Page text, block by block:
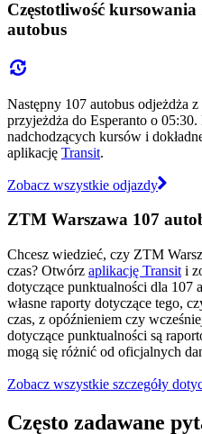
Częstotliwość
autobus
Następny 107 autobus odjeżdża
przyjeżdża do Esperanto o
nadchodzących kursów i
aplikację Transit.
Zobacz wszystkie odjazdy
ZTM Warszawa 107
Chcesz wiedzieć, czy ZTM
czas? Otwórz aplikację Transit i
dotyczące punktualności dla 107
własne raporty dotyczące tego,
czas, z opóźnieniem czy
dotyczące punktualności są
mogą się różnić od oficjalnych
Zobacz wszystkie szczegóły
Często zadawane